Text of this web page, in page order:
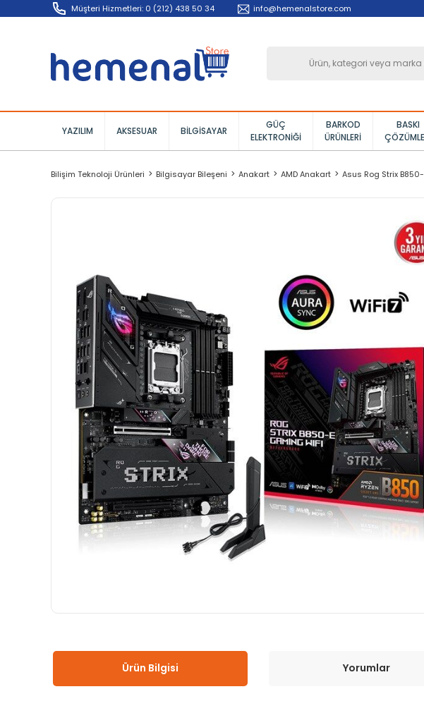
Müşteri Hizmetleri: 0 (212) 438 50 34 info@hemenalstore.com
YAZILIM AKSESUAR BILGISAYAR
GÜÇ
ELEKTRONIĞI
BARKOD
ÜRÜNLERI
BASKI
Bilişim Teknoloji Ürünleri Bilgisayar Bileşeni Anakart AMD Anakart Asus Rog Strix
Ürün Bilgisi Yorumlar